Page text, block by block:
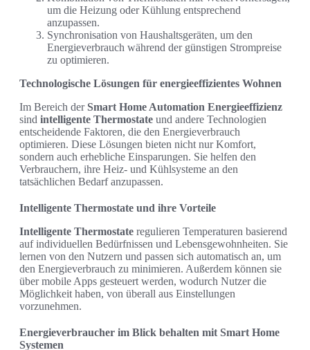
um die Heizung oder Kühlung entsprechend
anzupassen.
Synchronisation von Haushaltsgeräten, um den
Energieverbrauch während der günstigen Strompreise
zu optimieren.
Technologische Lösungen für energieeffizientes Wohnen
Im Bereich derSmart Home Automation Energieeffizienz
sind intelligente Thermostate und andere Technologien
entscheidende Faktoren, die den Energieverbrauch
optimieren. Diese Lösungen bieten nicht nur Komfort,
sondern auch erhebliche Einsparungen. Sie helfen den
Verbrauchern, ihre Heiz- und Kühlsysteme an den
tatsächlichen Bedarf anzupassen.
Intelligente Thermostate und ihre Vorteile
Intelligente Thermostate regulieren Temperaturen basierend
auf individuellen Bedürfnissen und Lebensgewohnheiten. Sie
lernen von den Nutzern und passen sich automatisch an, um
den Energieverbrauch zu minimieren. Außerdem können sie
über mobile Apps gesteuert werden, wodurch Nutzer die
Möglichkeit haben, von überall aus Einstellungen
vorzunehmen.
Energieverbraucher im Blick behalten mit Smart Home
Systemen